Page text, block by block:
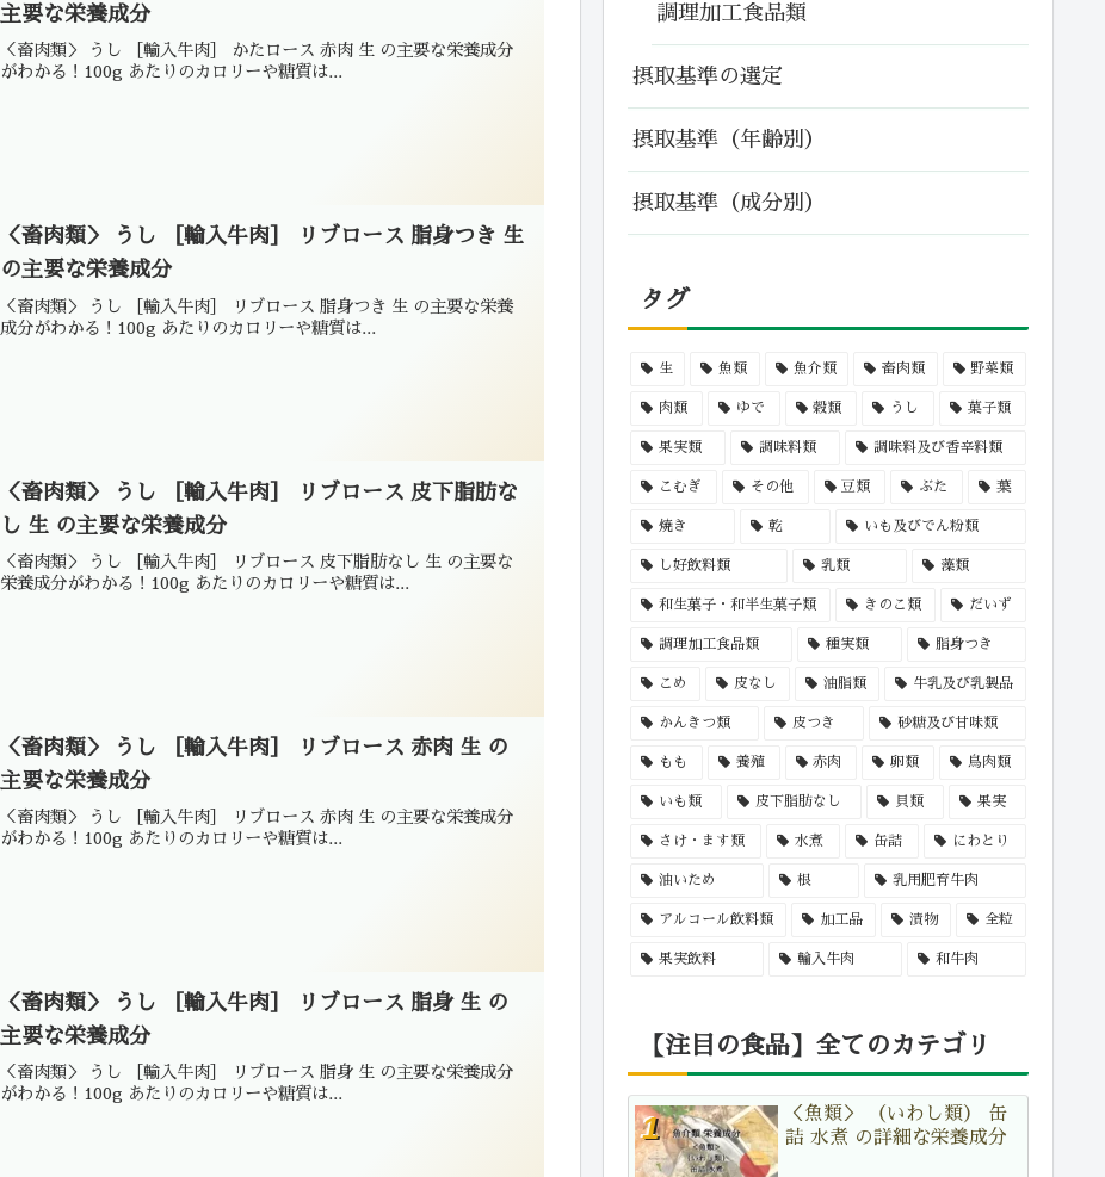
主要な栄養成分
＜畜肉類＞ うし ［輸入牛肉］ かたロース 赤肉 生 の主要な栄養成分
がわかる！100g あたりのカロリーや糖質は...
＜畜肉類＞ うし ［輸入牛肉］ リブロース 脂身つき 生
の主要な栄養成分
＜畜肉類＞ うし ［輸入牛肉］ リブロース 脂身つき 生 の主要な栄養
成分がわかる！100g あたりのカロリーや糖質は...
＜畜肉類＞ うし ［輸入牛肉］ リブロース 皮下脂肪な
し 生 の主要な栄養成分
＜畜肉類＞ うし ［輸入牛肉］ リブロース 皮下脂肪なし 生 の主要な
栄養成分がわかる！100g あたりのカロリーや糖質は...
＜畜肉類＞ うし ［輸入牛肉］ リブロース 赤肉 生 の
主要な栄養成分
＜畜肉類＞ うし ［輸入牛肉］ リブロース 赤肉 生 の主要な栄養成分
がわかる！100g あたりのカロリーや糖質は...
＜畜肉類＞ うし ［輸入牛肉］ リブロース 脂身 生 の
主要な栄養成分
＜畜肉類＞ うし ［輸入牛肉］ リブロース 脂身 生 の主要な栄養成分
がわかる！100g あたりのカロリーや糖質は...
調理加工食品類
摂取基準の選定
摂取基準（年齢別）
摂取基準（成分別）
タグ
生 魚類 魚介類 畜肉類 野菜類
肉類 ゆで 穀類 うし 菓子類
果実類 調味料類 調味料及び香辛料類
こむぎ その他 豆類 ぶた 葉
焼き 乾 いも及びでん粉類
し好飲料類 乳類 藻類
和生菓子・和半生菓子類 きのこ類 だいず
調理加工食品類 種実類 脂身つき
こめ 皮なし 油脂類 牛乳及び乳製品
かんきつ類 皮つき 砂糖及び甘味類
もも 養殖 赤肉 卵類 鳥肉類
いも類 皮下脂肪なし 貝類 果実
さけ・ます類 水煮 缶詰 にわとり
油いため 根 乳用肥育牛肉
アルコール飲料類 加工品 漬物 全粒
果実飲料 輸入牛肉 和牛肉
【注目の食品】全てのカテゴリ
＜魚類＞ （いわし類） 缶
詰 水煮 の詳細な栄養成分